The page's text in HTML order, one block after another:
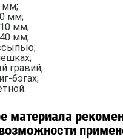
мм;
мм;
мм;
мм;
гравий;
бэгах;
материала